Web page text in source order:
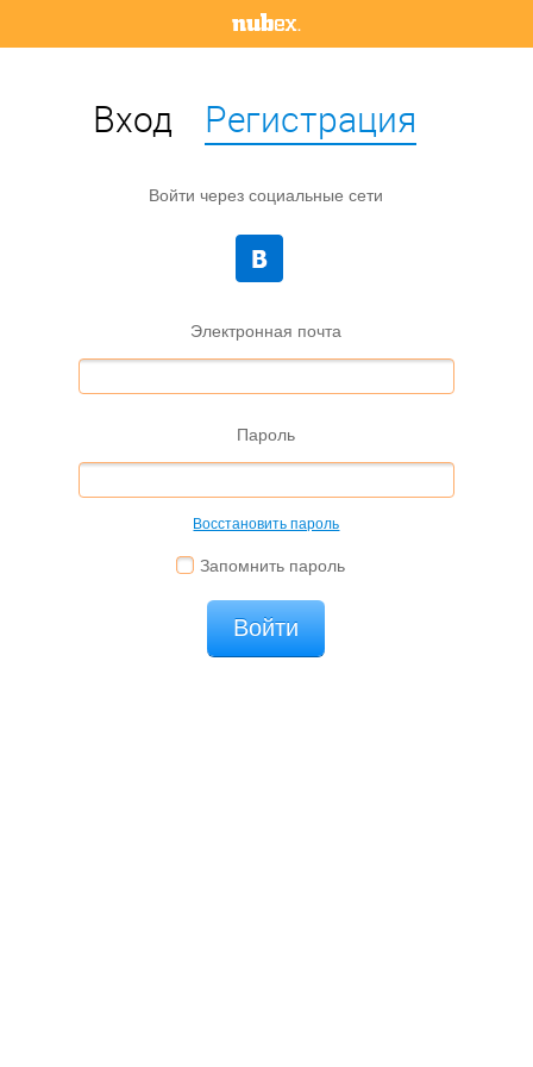
Вход Регистрация
Войти через социальные сети
Электронная почта
Пароль
Восстановить пароль
Запомнить пароль
Войти